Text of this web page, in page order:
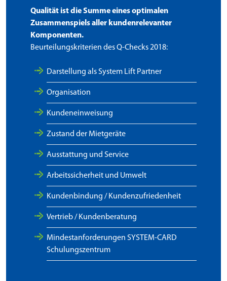
Qualität ist die Summe eines optimalen
Zusammenspiels aller kundenrelevanter
Komponenten.
Beurteilungskriterien des Q-Checks 2018:
Darstellung als System Lift Partner
Organisation
Kundeneinweisung
Zustand der Mietgeräte
Ausstattung und Service
Arbeitssicherheit und Umwelt
Kundenbindung / Kundenzufriedenheit
Vertrieb / Kundenberatung
Mindestanforderungen SYSTEM-CARD
Schulungszentrum